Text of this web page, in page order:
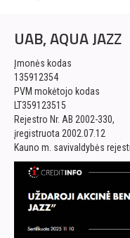
UAB, AQUA JAZZ
Įmonės kodas
135912354
PVM mokėtojo kodas
LT359123515
Rejestro Nr. AB 2002-330,
įregistruota 2002.07.12
Kauno m. savivaldybės